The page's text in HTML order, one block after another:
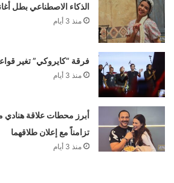
الذكاء الاصطناعي بطل
منذ 3 أيام
فرقة “كايروكي” تغير
منذ 3 أيام
أبرز محطات علاقة هنادي
تزامناً مع إعلان طلاقهما
منذ 3 أيام